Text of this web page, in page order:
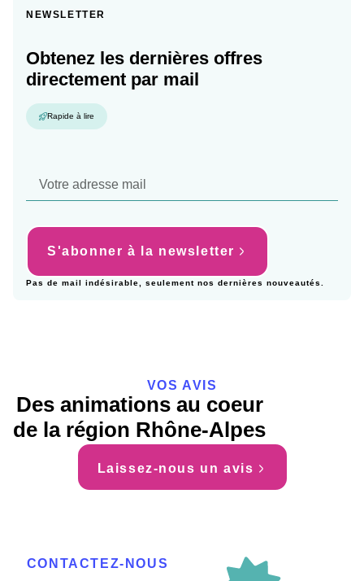
NEWSLETTER
Obtenez les dernières offres
directement par mail
Rapide à lire
S'abonner à la newsletter
Pas de mail indésirable, seulement nos dernières nouveautés.
VOS AVIS
Des animations au coeur
de la région Rhône-Alpes
Laissez-nous un avis
CONTACTEZ-NOUS